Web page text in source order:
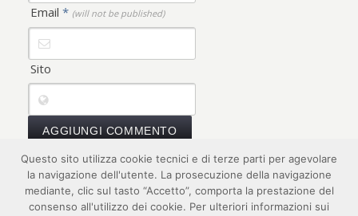
Email* (will not be published)
Sito
Questo sito utilizza cookie tecnici e di terze parti per agevolare
la navigazione dell'utente. La prosecuzione della navigazione
mediante, clic sul tasto “Accetto”, comporta la prestazione del
consenso all'utilizzo dei cookie. Per ulteriori informazioni sui